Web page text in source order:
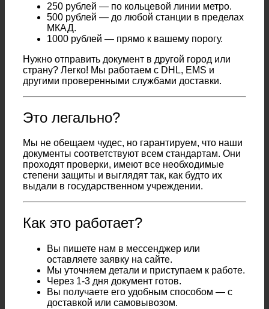
250 рублей — по кольцевой линии метро.
500 рублей — до любой станции в пределах
МКАД.
1000 рублей — прямо к вашему порогу.
Нужно отправить документ в другой город или
страну? Легко! Мы работаем с DHL, EMS и
другими проверенными службами доставки.
Это легально?
Мы не обещаем чудес, но гарантируем, что наши
документы соответствуют всем стандартам. Они
проходят проверки, имеют все необходимые
степени защиты и выглядят так, как будто их
выдали в государственном учреждении.
Как это работает?
Вы пишете нам в мессенджер или
оставляете заявку на сайте.
Мы уточняем детали и приступаем к работе.
Через 1-3 дня документ готов.
Вы получаете его удобным способом — с
доставкой или самовывозом.